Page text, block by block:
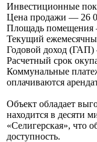
Инвестиционные
Цена продажи — 26
Площадь
Текущий
Годовой доход
Расчетный срок
Коммунальные
оплачиваются
Объект обладает
находится в десяти
«Селигерская», что
доступность.